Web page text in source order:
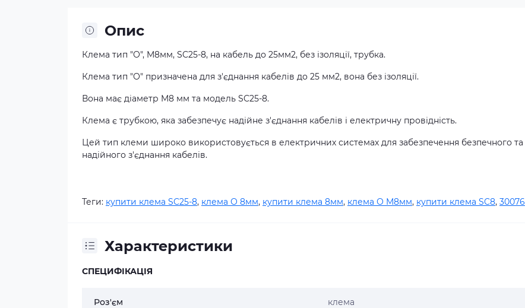
Опис
Клема тип "О", M8мм, SC25-8, на кабель до 25мм2, без ізоляції, трубка.
Клема тип "О" призначена для з'єднання кабелів до 25 мм2, вона без ізоляції.
Вона має діаметр M8 мм та модель SC25-8.
Клема є трубкою, яка забезпечує надійне з'єднання кабелів і електричну провідність.
Цей тип клеми широко використовується в електричних системах для забезпечення безпечного та
надійного з'єднання кабелів.
Теги: купити клема SC25-8, клема О 8мм, купити клема 8мм, клема О M8мм, купити клема SC8, 30076
Характеристики
СПЕЦИФІКАЦІЯ
Роз'єм клема